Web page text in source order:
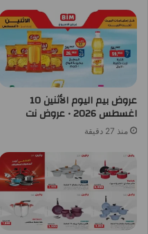
عروض بيم اليوم الأثنين 10
اغسطس 2026 • عروض نت
منذ 27 دقيقة